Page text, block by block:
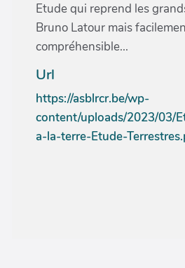
Etude qui reprend les
Bruno Latour mais
compréhensible...
Url
https://asblrcr.be/wp-
content/uploads/2023/03/
a-la-terre-Etude-